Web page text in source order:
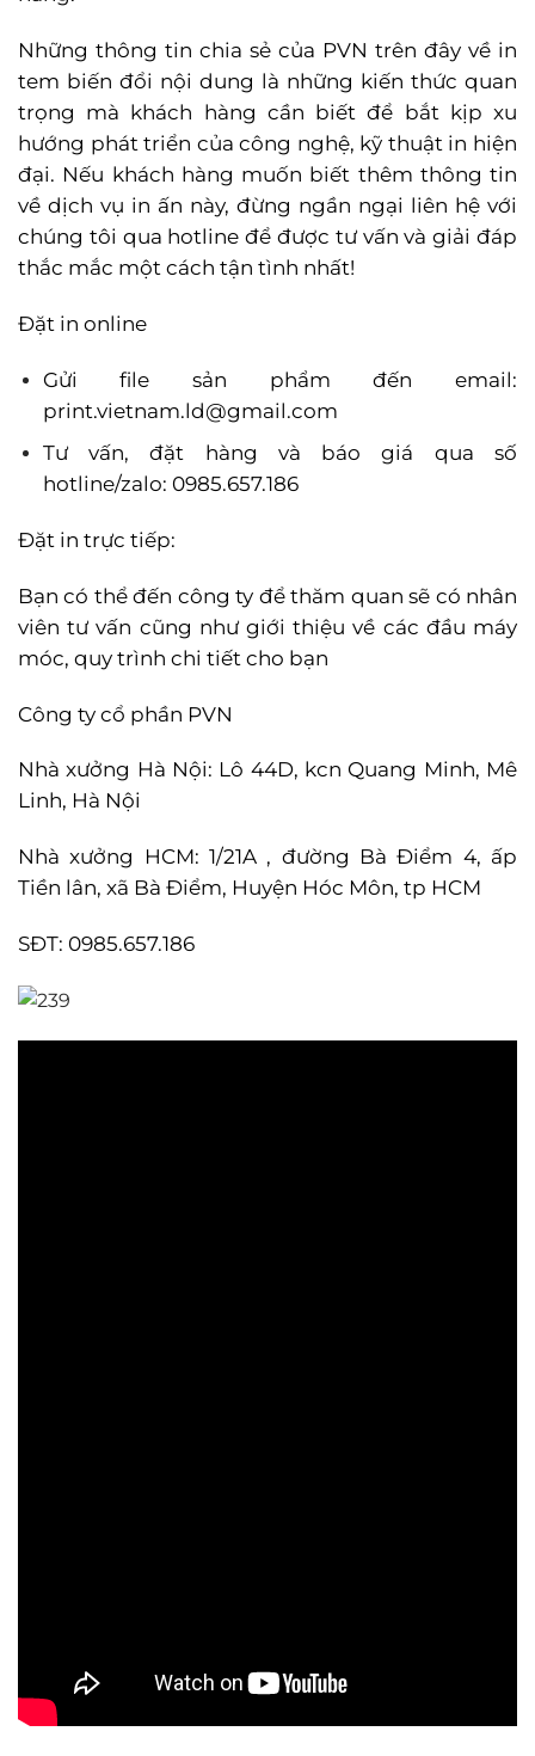
Những thông tin chia sẻ của PVN trên đây về in
tem biến đổi nội dung là những kiến thức quan
trọng mà khách hàng cần biết để bắt kịp xu
hướng phát triển của công nghệ, kỹ thuật in hiện
đại. Nếu khách hàng muốn biết thêm thông tin
về dịch vụ in ấn này, đừng ngần ngại liên hệ với
chúng tôi qua hotline để được tư vấn và giải đáp
thắc mắc một cách tận tình nhất!
Đặt in online
Gửi file sản phẩm đến email:
print.vietnam.ld@gmail.com
Tư vấn, đặt hàng và báo giá qua số
hotline/zalo: 0985.657.186
Đặt in trực tiếp:
Bạn có thể đến công ty để thăm quan sẽ có nhân
viên tư vấn cũng như giới thiệu về các đầu máy
móc, quy trình chi tiết cho bạn
Công ty cổ phần PVN
Nhà xưởng Hà Nội: Lô 44D, kcn Quang Minh, Mê
Linh, Hà Nội
Nhà xưởng HCM: 1/21A , đường Bà Điểm 4, ấp
Tiền lân, xã Bà Điểm, Huyện Hóc Môn, tp HCM
SĐT: 0985.657.186